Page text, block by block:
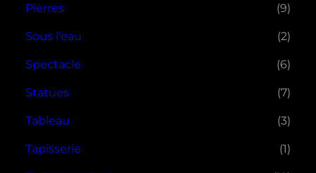
Pierres (9)
Sous l'eau (2)
Spectacle (6)
Statues (7)
Tableau (3)
Tapisserie (1)